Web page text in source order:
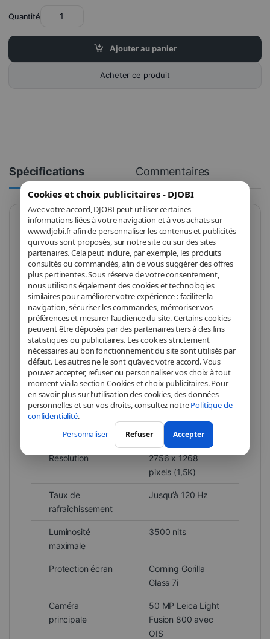
Cookies et choix publicitaires - DJOBI
Avec votre accord, DJOBI peut utiliser certaines
informations liées à votre navigation et à vos achats sur
www.djobi.fr afin de personnaliser les contenus et publicités
qui vous sont proposés, sur notre site ou sur des sites
partenaires. Cela peut inclure, par exemple, les produits
consultés ou commandés, afin de vous suggérer des offres
plus pertinentes. Sous réserve de votre consentement,
nous utilisons également des cookies et technologies
similaires pour améliorer votre expérience : faciliter la
navigation, sécuriser les commandes, mémoriser vos
préférences et mesurer l’audience du site. Certains cookies
peuvent être déposés par des partenaires tiers à des fins
statistiques ou publicitaires. Les cookies strictement
nécessaires au bon fonctionnement du site sont utilisés par
défaut. Les autres ne le sont qu’avec votre accord. Vous
pouvez accepter, refuser ou personnaliser vos choix à tout
moment via la section Cookies et choix publicitaires. Pour
en savoir plus sur l’utilisation des cookies, des données
personnelles et sur vos droits, consultez notrePolitique de
confidentialité.
Personnaliser Refuser Accepter
Quantité
Ajouter au panier
Acheter ce produit
Spécifications Commentaires
Marque Xiaomi
Modèle
Couleur Noir
Mémoire RAM 12 Go LPDDR5X
Stockage 512 Go UFS 4.1
Processeur
MediaTek
Dimensity 8500-
Ultra
GPU Mali-G720 MC8
Écran
AMOLED 6,59
pouces
Résolution
2756 x 1268
pixels (1,5K)
Taux de
rafraîchissement
Jusqu’à 120 Hz
Luminosité
maximale
3500 nits
Protection écran
Corning Gorilla
Glass 7i
Caméra
principale
50 MP Leica Light
Fusion 800 avec
OIS